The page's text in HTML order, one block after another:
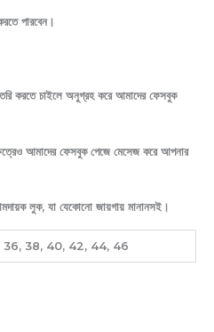
পারবেন।
তৈরি করতে চাইলে অনুগ্রহ করে আমাদের ফেসবুক
আমাদের ফেসবুক পেজে মেসেজ করে আপনার
লুক, যা যেকোনো জায়গায় মানানসই।
36, 38, 40, 42, 44, 46